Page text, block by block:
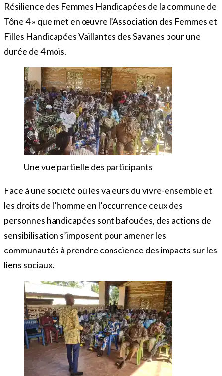
Résilience des Femmes Handicapées de la commune de
Tône 4 » que met en œuvre l’Association des Femmes et
Filles Handicapées Vaillantes des Savanes pour une
durée de 4 mois.
Une vue partielle des participants
Face à une société où les valeurs du vivre-ensemble et
les droits de l’homme en l’occurrence ceux des
personnes handicapées sont bafouées, des actions de
sensibilisation s’imposent pour amener les
communautés à prendre conscience des impacts sur les
liens sociaux.